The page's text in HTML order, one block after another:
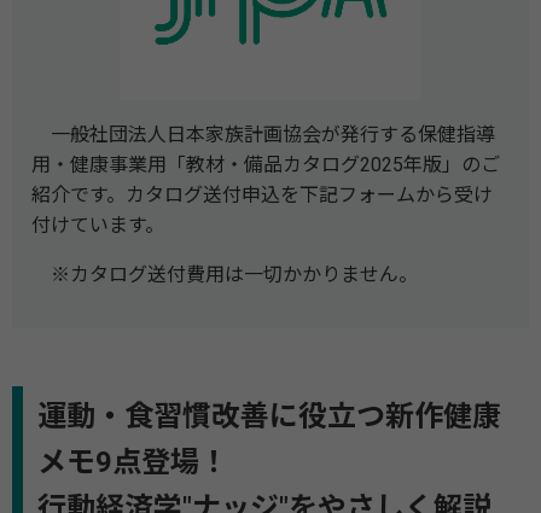
一般社団法人日本家族計画協会が発行する保健指導
用・健康事業用「教材・備品カタログ2025年版」のご
紹介です。カタログ送付申込を下記フォームから受け
付けています。
※カタログ送付費用は一切かかりません。
運動・食習慣改善に役立つ新作健康
メモ9点登場！